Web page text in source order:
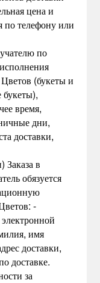
цена и
по телефону или
по
Цветов (букеты и
время,
дни,
доставки,
Заказа в
обязуется
-
имя
доставки,
доставке.
за